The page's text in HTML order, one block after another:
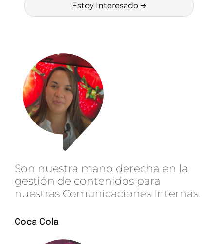
Estoy Interesado ➔
Son nuestra mano derecha en la
gestión de contenidos para
nuestras Comunicaciones Internas.
Coca Cola